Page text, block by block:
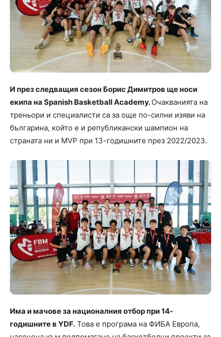
И през следващия сезон Борис Димитров ще носи
екипа на Spanish Basketball Academy.Очакванията на
треньори и специалисти са за още по-силни изяви на
българина, който е и републикански шампион на
страната ни и MVP при 13-годишните през 2022/2023.
Има и мачове за националния отбор при 14-
годишните в YDF. Това е програма на ФИБА Европа,